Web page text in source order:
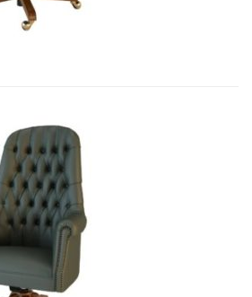
7 692,51€
01012 Кресло руководи...